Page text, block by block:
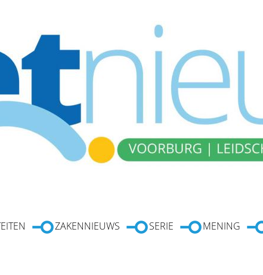
ZAKENNIEUWS SERIE MENING